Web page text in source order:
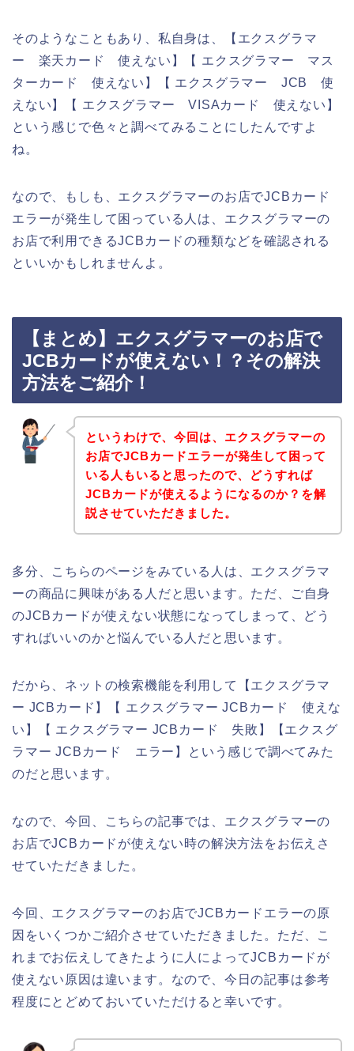
そのようなこともあり、私自身は、【エクスグラマ
ー 楽天カード 使えない】【 エクスグラマー マス
ターカード 使えない】【 エクスグラマー JCB 使
えない】【 エクスグラマー VISAカード 使えない】
という感じで色々と調べてみることにしたんですよ
ね。
なので、もしも、エクスグラマーのお店でJCBカード
エラーが発生して困っている人は、エクスグラマーの
お店で利用できるJCBカードの種類などを確認される
といいかもしれませんよ。
【まとめ】エクスグラマーのお店で
JCBカードが使えない！？その解決
方法をご紹介！
というわけで、今回は、エクスグラマーの
お店でJCBカードエラーが発生して困って
いる人もいると思ったので、どうすれば
JCBカードが使えるようになるのか？を解
説させていただきました。
多分、こちらのページをみている人は、エクスグラマ
ーの商品に興味がある人だと思います。ただ、ご自身
のJCBカードが使えない状態になってしまって、どう
すればいいのかと悩んでいる人だと思います。
だから、ネットの検索機能を利用して【エクスグラマ
ー JCBカード】【 エクスグラマー JCBカード 使えな
い】【 エクスグラマー JCBカード 失敗】【エクスグ
ラマー JCBカード エラー】という感じで調べてみた
のだと思います。
なので、今回、こちらの記事では、エクスグラマーの
お店でJCBカードが使えない時の解決方法をお伝えさ
せていただきました。
今回、エクスグラマーのお店でJCBカードエラーの原
因をいくつかご紹介させていただきました。ただ、こ
れまでお伝えしてきたように人によってJCBカードが
使えない原因は違います。なので、今日の記事は参考
程度にとどめておいていただけると幸いです。